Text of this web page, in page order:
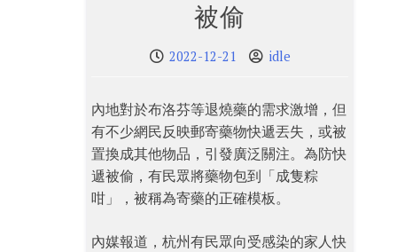
被偷
2022-12-21 idle
內地對於布洛芬等退燒藥的需求激增，但
有不少網民反映郵寄藥物快遞丟失，或被
置換成其他物品，引發廣泛關注。為防快
遞被偷，有民眾將藥物包到「成隻粽
咁」，被稱為寄藥的正確模板。
內媒報道，杭州有民眾向受感染的家人快